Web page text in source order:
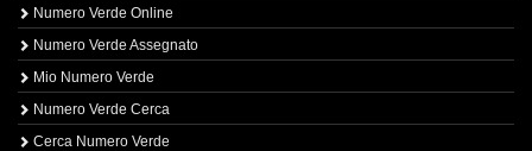
Numero Verde Online
Numero Verde Assegnato
Mio Numero Verde
Numero Verde Cerca
Cerca Numero Verde